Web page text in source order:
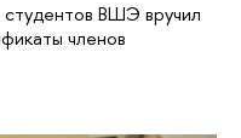
студентов ВШЭ вручил
членов